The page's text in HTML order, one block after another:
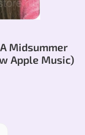
Midsummer
Apple Music)